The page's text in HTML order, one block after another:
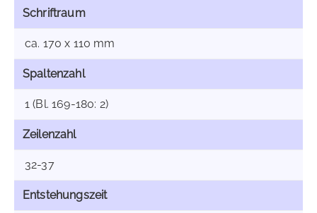
Schriftraum
ca. 170 x 110 mm
Spaltenzahl
1 (Bl. 169-180: 2)
Zeilenzahl
32-37
Entstehungszeit